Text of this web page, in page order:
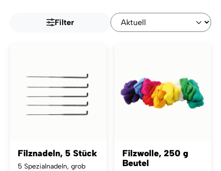
Filter
Filznadeln, 5 Stück
5 Spezialnadeln, grob
Filzwolle, 250 g
Beutel